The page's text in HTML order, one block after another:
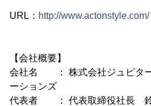
URL： http://www.actonstyle.com/
【会社概要】
会社名 ： 株式会社ジュピター
ーションズ
代表者 ： 代表取締役社長